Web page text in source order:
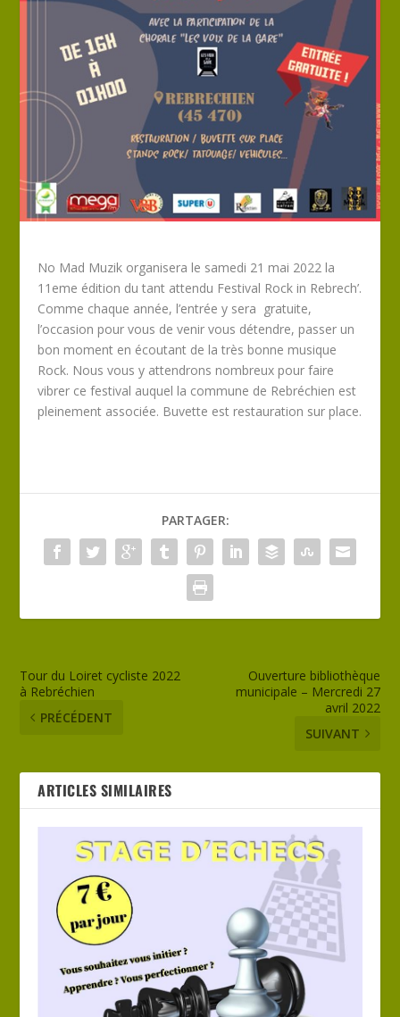
No Mad Muzik organisera le samedi 21 mai 2022 la
11eme édition du tant attendu Festival Rock in Rebrech’.
Comme chaque année, l’entrée y sera gratuite,
l’occasion pour vous de venir vous détendre, passer un
bon moment en écoutant de la très bonne musique
Rock. Nous vous y attendrons nombreux pour faire
vibrer ce festival auquel la commune de Rebréchien est
pleinement associée. Buvette est restauration sur place.
PARTAGER:
Tour du Loiret cycliste 2022
à Rebréchien
PRÉCÉDENT
Ouverture bibliothèque
municipale – Mercredi 27
avril 2022
SUIVANT
ARTICLES SIMILAIRES